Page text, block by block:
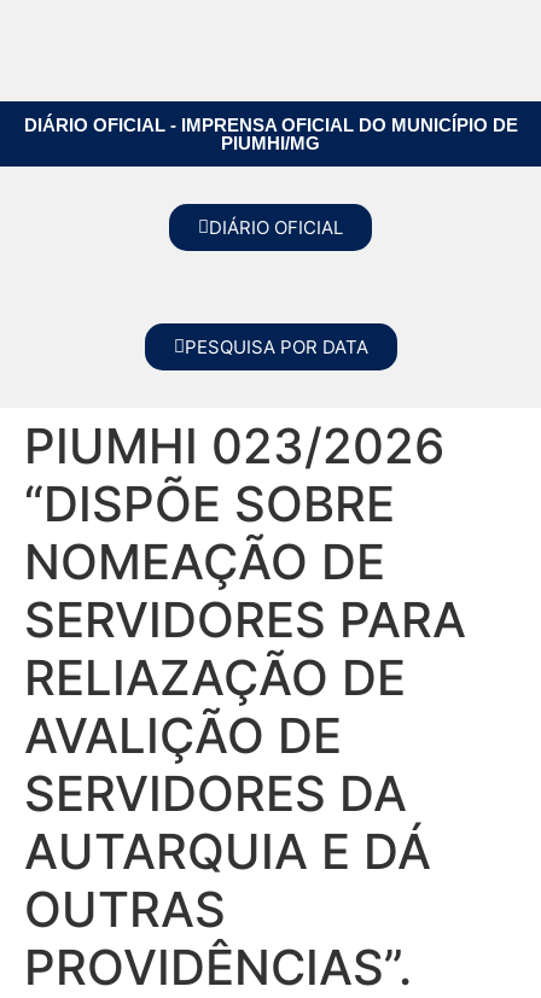
DIÁRIO OFICIAL - IMPRENSA OFICIAL DO MUNICÍPIO DE
PIUMHI/MG
DIÁRIO OFICIAL
PESQUISA POR DATA
PIUMHI 023/2026
“DISPÕE SOBRE
NOMEAÇÃO DE
SERVIDORES PARA
RELIAZAÇÃO DE
AVALIÇÃO DE
SERVIDORES DA
AUTARQUIA E DÁ
OUTRAS
PROVIDÊNCIAS”.